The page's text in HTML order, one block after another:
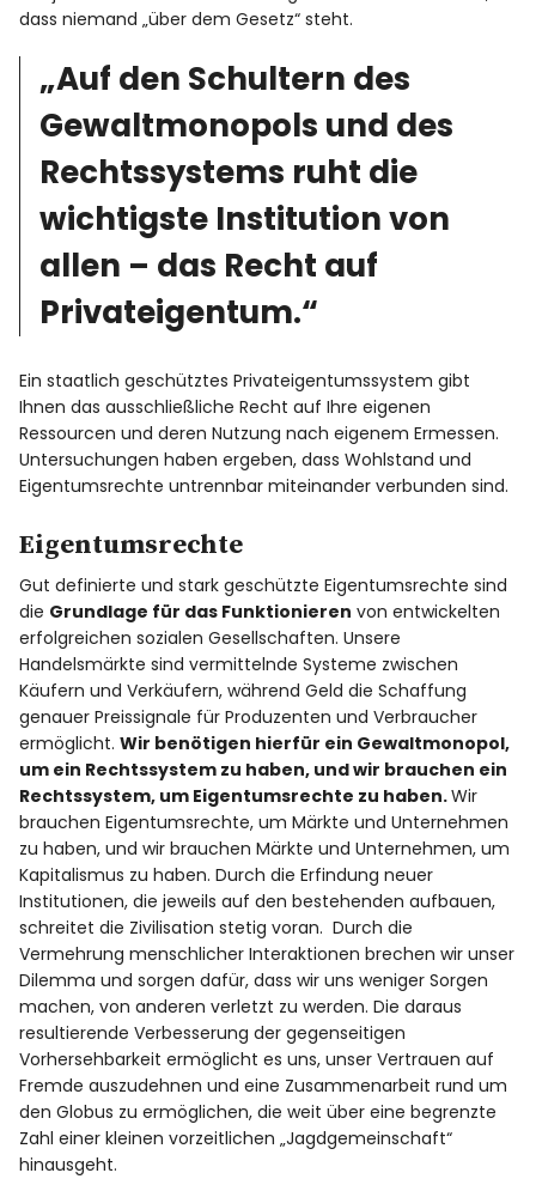
dass niemand „über dem Gesetz“ steht.
„Auf den Schultern des
Gewaltmonopols und des
Rechtssystems ruht die
wichtigste Institution von
allen – das Recht auf
Privateigentum.“
Ein staatlich geschütztes Privateigentumssystem gibt
Ihnen das ausschließliche Recht auf Ihre eigenen
Ressourcen und deren Nutzung nach eigenem Ermessen.
Untersuchungen haben ergeben, dass Wohlstand und
Eigentumsrechte untrennbar miteinander verbunden sind.
Eigentumsrechte
Gut definierte und stark geschützte Eigentumsrechte sind
die Grundlage für das Funktionieren von entwickelten
erfolgreichen sozialen Gesellschaften. Unsere
Handelsmärkte sind vermittelnde Systeme zwischen
Käufern und Verkäufern, während Geld die Schaffung
genauer Preissignale für Produzenten und Verbraucher
ermöglicht.Wir benötigen hierfür ein Gewaltmonopol,
um ein Rechtssystem zu haben, und wir brauchen ein
Rechtssystem, um Eigentumsrechte zu haben.Wir
brauchen Eigentumsrechte, um Märkte und Unternehmen
zu haben, und wir brauchen Märkte und Unternehmen, um
Kapitalismus zu haben. Durch die Erfindung neuer
Institutionen, die jeweils auf den bestehenden aufbauen,
schreitet die Zivilisation stetig voran. Durch die
Vermehrung menschlicher Interaktionen brechen wir unser
Dilemma und sorgen dafür, dass wir uns weniger Sorgen
machen, von anderen verletzt zu werden. Die daraus
resultierende Verbesserung der gegenseitigen
Vorhersehbarkeit ermöglicht es uns, unser Vertrauen auf
Fremde auszudehnen und eine Zusammenarbeit rund um
den Globus zu ermöglichen, die weit über eine begrenzte
Zahl einer kleinen vorzeitlichen „Jagdgemeinschaft“
hinausgeht.